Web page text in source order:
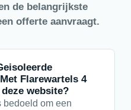
de belangrijkste
offerte aanvraagt.
Flarewartels 4
website?
bedoeld om een